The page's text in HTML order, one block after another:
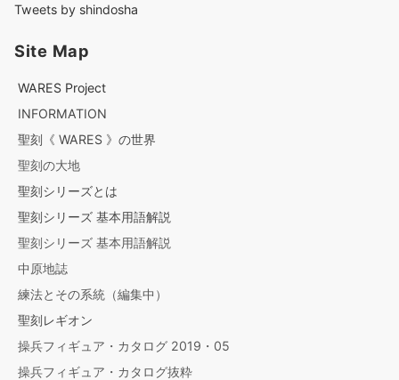
Tweets by shindosha
Site Map
WARES Project
INFORMATION
聖刻《 WARES 》の世界
聖刻の大地
聖刻シリーズとは
聖刻シリーズ 基本用語解説
聖刻シリーズ 基本用語解説
中原地誌
練法とその系統（編集中）
聖刻レギオン
操兵フィギュア・カタログ 2019・05
操兵フィギュア・カタログ抜粋